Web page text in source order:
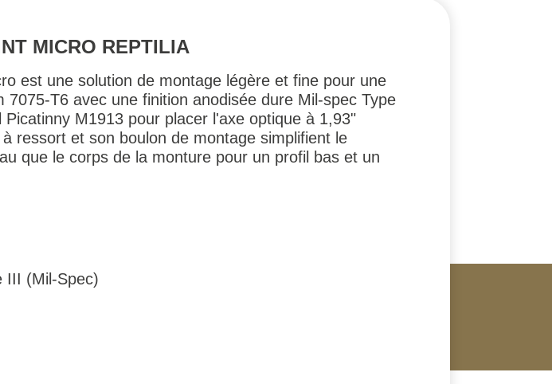
MICRO REPTILIA
est une solution de montage légère et fine pour une
T6 avec une finition anodisée dure Mil-spec Type
M1913 pour placer l'axe optique à 1,93"
ressort et son boulon de montage simplifient le
que le corps de la monture pour un profil bas et un
III (Mil-Spec)